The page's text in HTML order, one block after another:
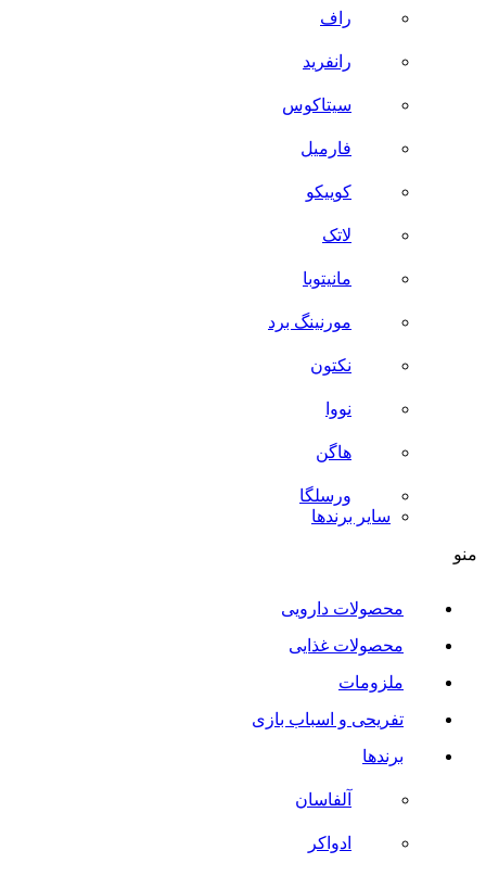
راف
رانفرید
سیتاکوس
فارمیل
کوییکو
لاتک
مانیتوبا
مورنینگ برد
نکتون
نووا
هاگن
ورسلگا
سایر برند‌ها
منو
محصولات دارویی
محصولات غذایی
ملزومات
تفریحی و اسباب بازی
برندها
آلفاسان
ادواکر